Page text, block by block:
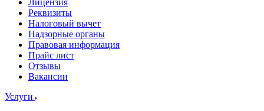
Лицензия
Реквизиты
Налоговый вычет
Надзорные органы
Правовая информация
Прайс лист
Отзывы
Вакансии
Услуги